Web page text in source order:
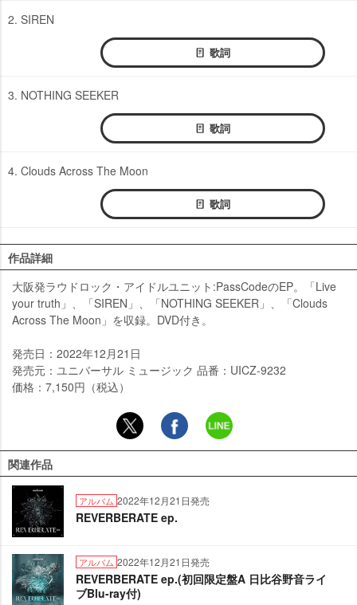
2. SIREN
歌詞
3. NOTHING SEEKER
歌詞
4. Clouds Across The Moon
歌詞
作品詳細
大阪発ラウドロック・アイドルユニット:PassCodeのEP。「Live
your truth」、「SIREN」、「NOTHING SEEKER」、「Clouds
Across The Moon」を収録。DVD付き。
発売日：2022年12月21日
発売元：ユニバーサル ミュージック 品番：UICZ-9232
価格：7,150円（税込）
関連作品
アルバム 2022年12月21日発売
REVERBERATE ep.
アルバム 2022年12月21日発売
REVERBERATE ep.(初回限定盤A 日比谷野音ライ
ブBlu-ray付)